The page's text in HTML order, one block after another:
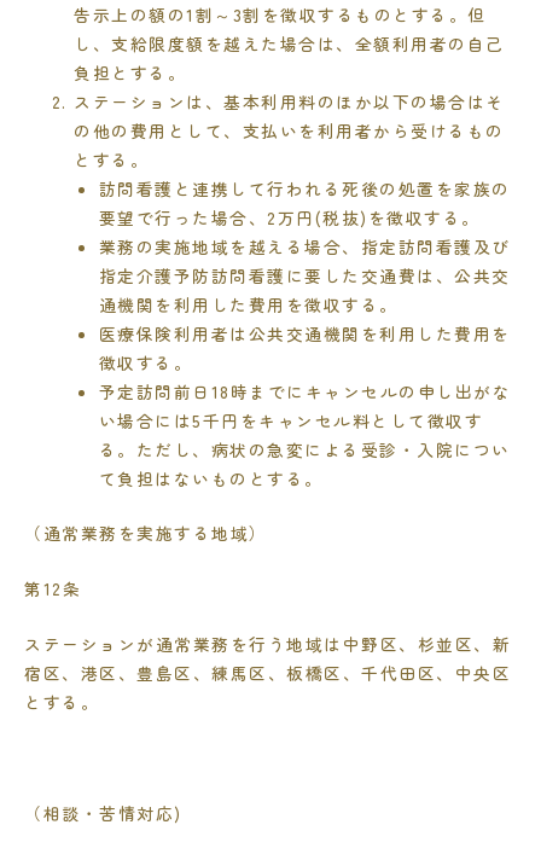
告示上の額の1 割～ 3割を徴収するものとする。但
し、支給限度額を越えた場合は、全額利用者の自己
負担とする。
ステーションは、基本利用料のほか以下の場合はそ
の他の費用として、支払いを利用者から受けるもの
とする。
訪問看護と連携して行われる死後の処置を家族の
要望で行った場合、2万円(税抜) を徴収する。
業務の実施地域を越える場合、指定訪問看護及び
指定介護予防訪問看護に要した交通費は、公共交
通機関を利用した費用を徴収する。
医療保険利用者は公共交通機関を利用した費用を
徴収する。
予定訪問前日 18 時までにキャンセルの申し出がな
い場合には5千円をキャンセル料として徴収す
る。ただし、病状の急変による受診・入院につい
て負担はないものとする。
（通常業務を実施する地域）
第12条
ステーションが通常業務を行う地域は中野区、杉並区、新
宿区、港区、豊島区、練馬区、板橋区、 千代田区、中央区
とする。
（相談・苦情対応)